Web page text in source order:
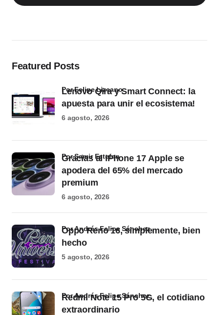
Featured Posts
Lenovo Qira y Smart Connect: la
apuesta para unir el ecosistema!
por Felipe Lizcano
6 agosto, 2026
Gracias al iPhone 17 Apple se
apodera del 65% del mercado
premium
por Samir Estefan
6 agosto, 2026
Oppo Reno 16, simplemente, bien
hecho
por Andrés Felipe Sánchez
5 agosto, 2026
Redmi Note 15 Pro 5G, el cotidiano
extraordinario
por Andrés Felipe Sánchez